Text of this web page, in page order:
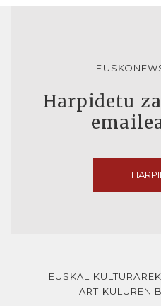
Harpidetu
EUSKAL
ARTIKULUREN